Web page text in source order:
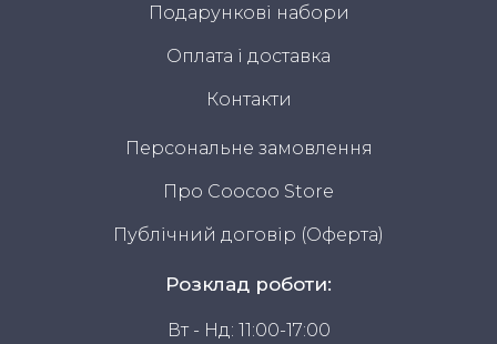
Подарункові набори
Оплата і доставка
Контакти
Персональне замовлення
Про Coocoo Store
Публічний договір (Оферта)
Розклад роботи:
Вт - Нд: 11:00-17:00